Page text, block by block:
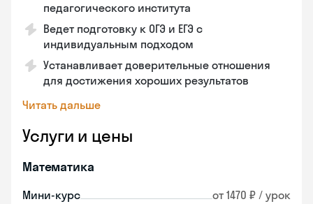
педагогического института
Ведет подготовку к ОГЭ и ЕГЭ с
индивидуальным подходом
Устанавливает доверительные отношения
для достижения хороших результатов
Читать дальше
Услуги и цены
Математика
Мини-курс от 1470 ₽ / урок